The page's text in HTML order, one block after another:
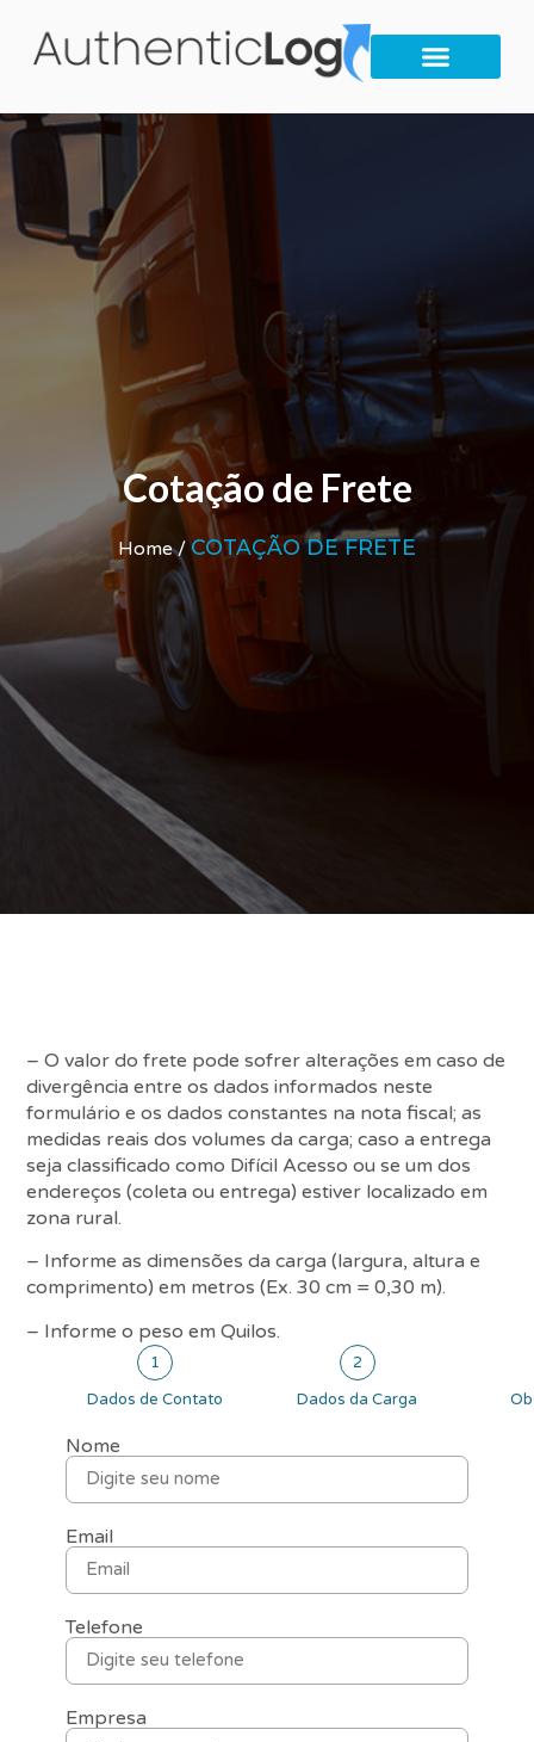
Cotação de Frete
Home /COTAÇÃO DE FRETE
– O valor do frete pode sofrer alterações em caso de
divergência entre os dados informados neste
formulário e os dados constantes na nota fiscal; as
medidas reais dos volumes da carga; caso a entrega
seja classificado como Difícil Acesso ou se um dos
endereços (coleta ou entrega) estiver localizado em
zona rural.
– Informe as dimensões da carga (largura, altura e
comprimento) em metros (Ex. 30 cm = 0,30 m).
– Informe o peso em Quilos.
1
Dados de Contato
2
Dados da Carga
Nome
Email
Telefone
Empresa